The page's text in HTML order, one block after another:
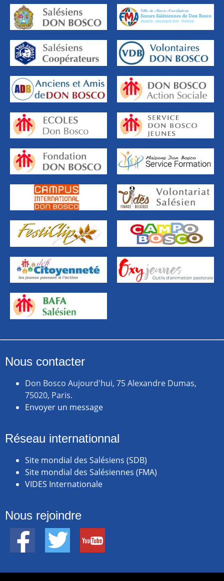
Nous contacter
Don Bosco Aujourd'hui, 75 Alexandre Dumas,
75020, Paris.
Envoyer un message
Réseau internationnal
Site mondial des Salésiens (SDB)
Site mondial des Salésiennes (FMA)
VIDES Internationale
Nous rejoindre